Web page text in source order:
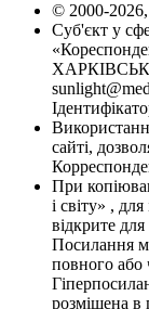
© 2000-
Суб'єкт у
сайті,
При
і світу» ,
відкрите
Посилання
повного або
розміщена в